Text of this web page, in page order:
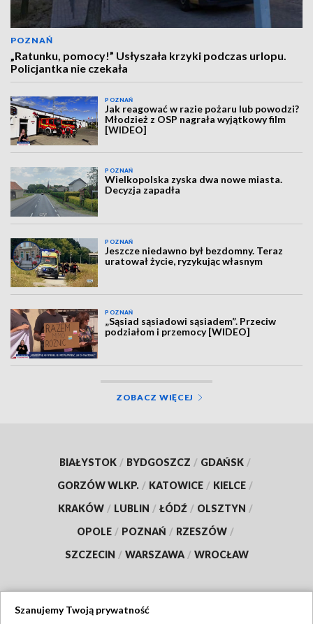
POZNAŃ
„Ratunku, pomocy!” Usłyszała krzyki podczas urlopu.
Policjantka nie czekała
POZNAŃ
Jak reagować w razie pożaru lub powodzi?
Młodzież z OSP nagrała wyjątkowy film
[WIDEO]
POZNAŃ
Wielkopolska zyska dwa nowe miasta.
Decyzja zapadła
POZNAŃ
Jeszcze niedawno był bezdomny. Teraz
uratował życie, ryzykując własnym
POZNAŃ
„Sąsiad sąsiadowi sąsiadem”. Przeciw
podziałom i przemocy [WIDEO]
ZOBACZ WIĘCEJ
BIAŁYSTOK / BYDGOSZCZ / GDAŃSK /
GORZÓW WLKP. / KATOWICE / KIELCE /
KRAKÓW / LUBLIN / ŁÓDŹ / OLSZTYN /
OPOLE / POZNAŃ / RZESZÓW /
SZCZECIN / WARSZAWA / WROCŁAW
Szanujemy Twoją prywatność